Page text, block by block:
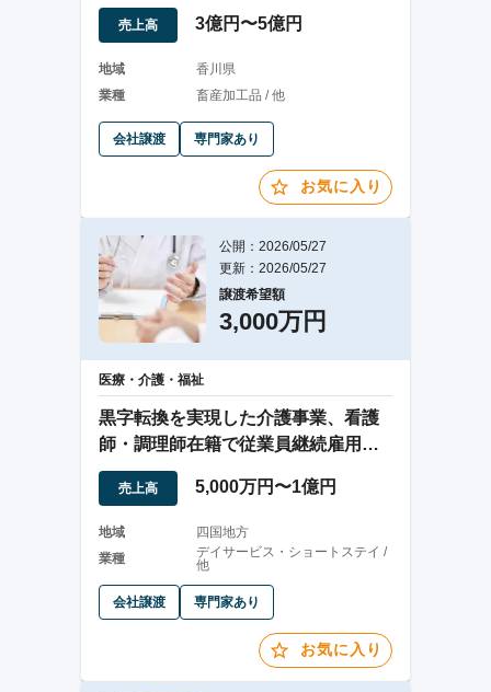
売上高 3億円〜5億円
地域
香川県
業種
畜産加工品 / 他
会社譲渡 専門家あり
お気に入り
公開：2026/05/27
更新：2026/05/27
譲渡希望額
3,000万円
医療・介護・福祉
黒字転換を実現した介護事業、看護
師・調理師在籍で従業員継続雇用を
希望する譲渡案件
売上高 5,000万円〜1億円
地域
四国地方
業種
デイサービス・ショートステイ /
他
会社譲渡 専門家あり
お気に入り